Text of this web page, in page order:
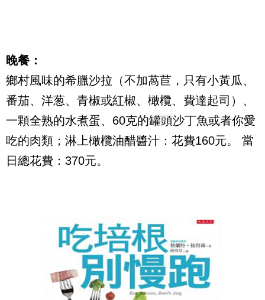
晚餐：
鄉村風味的希臘沙拉（不加萵苣，只有小黃瓜、
番茄、洋葱、青椒或紅椒、橄欖、費達起司）、
一顆全熟的水煮蛋、60克的罐頭沙丁魚或者你愛
吃的肉類；淋上橄欖油醋醬汁：花費160元。 當
日總花費：370元。